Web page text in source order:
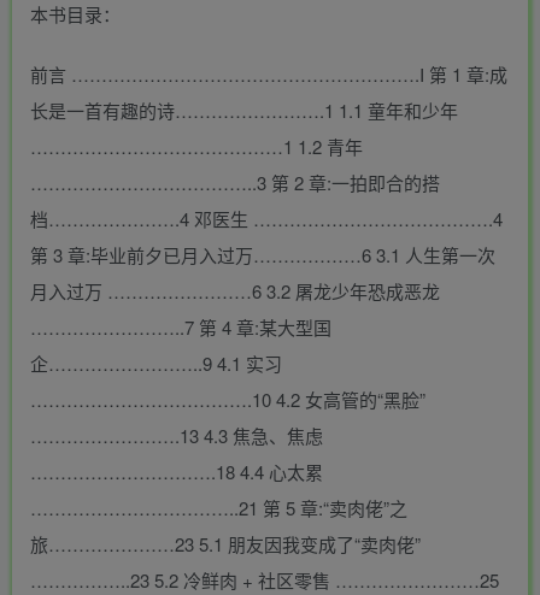
本书目录：
前言 ………………………………………………….I 第 1 章:成
长是一首有趣的诗…………………….1 1.1 童年和少年
……………………………………1 1.2 青年
………………………………..3 第 2 章:一拍即合的搭
档………………….4 邓医生 ………………………………….4
第 3 章:毕业前夕已月入过万………………6 3.1 人生第一次
月入过万 ……………………6 3.2 屠龙少年恐成恶龙
……………………..7 第 4 章:某大型国
企……………………..9 4.1 实习
……………………………….10 4.2 女高管的“黑脸”
…………………….13 4.3 焦急、焦虑
………………………….18 4.4 心太累
……………………………..21 第 5 章:“卖肉佬”之
旅…………………23 5.1 朋友因我变成了“卖肉佬”
……………..23 5.2 冷鲜肉 + 社区零售 ……………………25